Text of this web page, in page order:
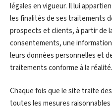
légales en vigueur. Il lui
les finalités de ses traitements
prospects et clients, à partir de
consentements, une
leurs données personnelles et
traitements conforme à la réalité.
Chaque fois que le site traite
toutes les mesures